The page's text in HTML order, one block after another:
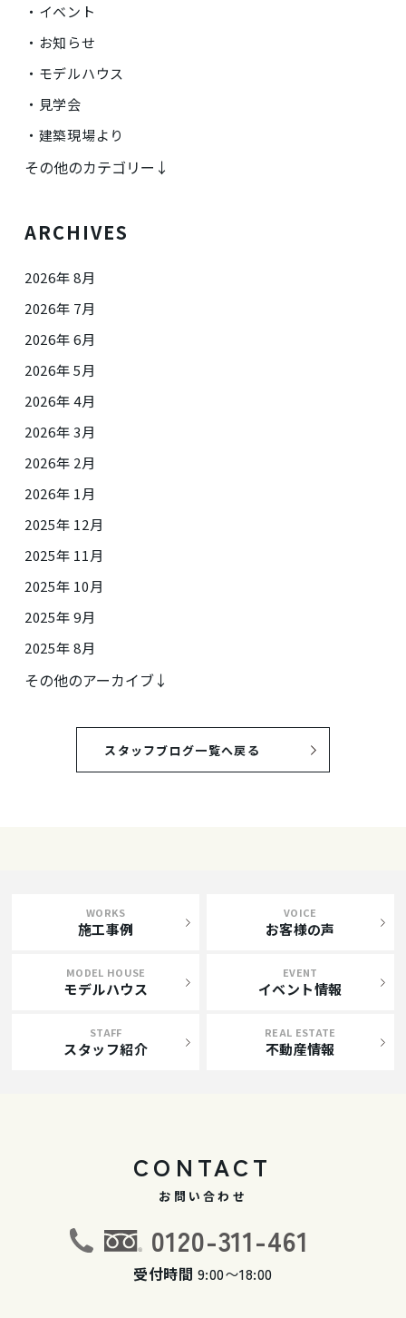
イベント
お知らせ
モデルハウス
見学会
建築現場より
その他のカテゴリー↓
ARCHIVES
2026年 8月
2026年 7月
2026年 6月
2026年 5月
2026年 4月
2026年 3月
2026年 2月
2026年 1月
2025年 12月
2025年 11月
2025年 10月
2025年 9月
2025年 8月
その他のアーカイブ↓
スタッフブログ一覧へ戻る
WORKS
施工事例
VOICE
お客様の声
MODEL HOUSE
モデルハウス
EVENT
イベント情報
STAFF
スタッフ紹介
REAL ESTATE
不動産情報
CONTACT
お問い合わせ
0120-311-461
受付時間 9:00〜18:00